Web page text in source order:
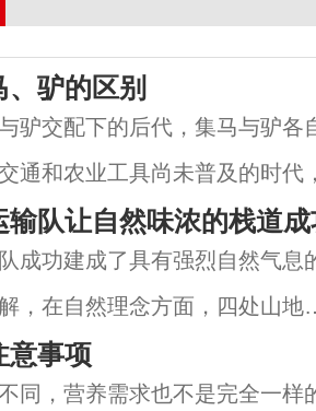
、驴的区别
驴交配下的后代，集马与驴各
通和农业工具尚未普及的时代
说到骡子，很多人都知道它不
吗？简言之，它在进行有性生殖
输队让自然味浓的栈道
成功建成了具有强烈自然气息
，在自然理念方面，四处山地
貌，突出绿化升级，丰富山地
节和森林。卧虎山公园二期建设
意事项
同，营养需求也不是完全一样